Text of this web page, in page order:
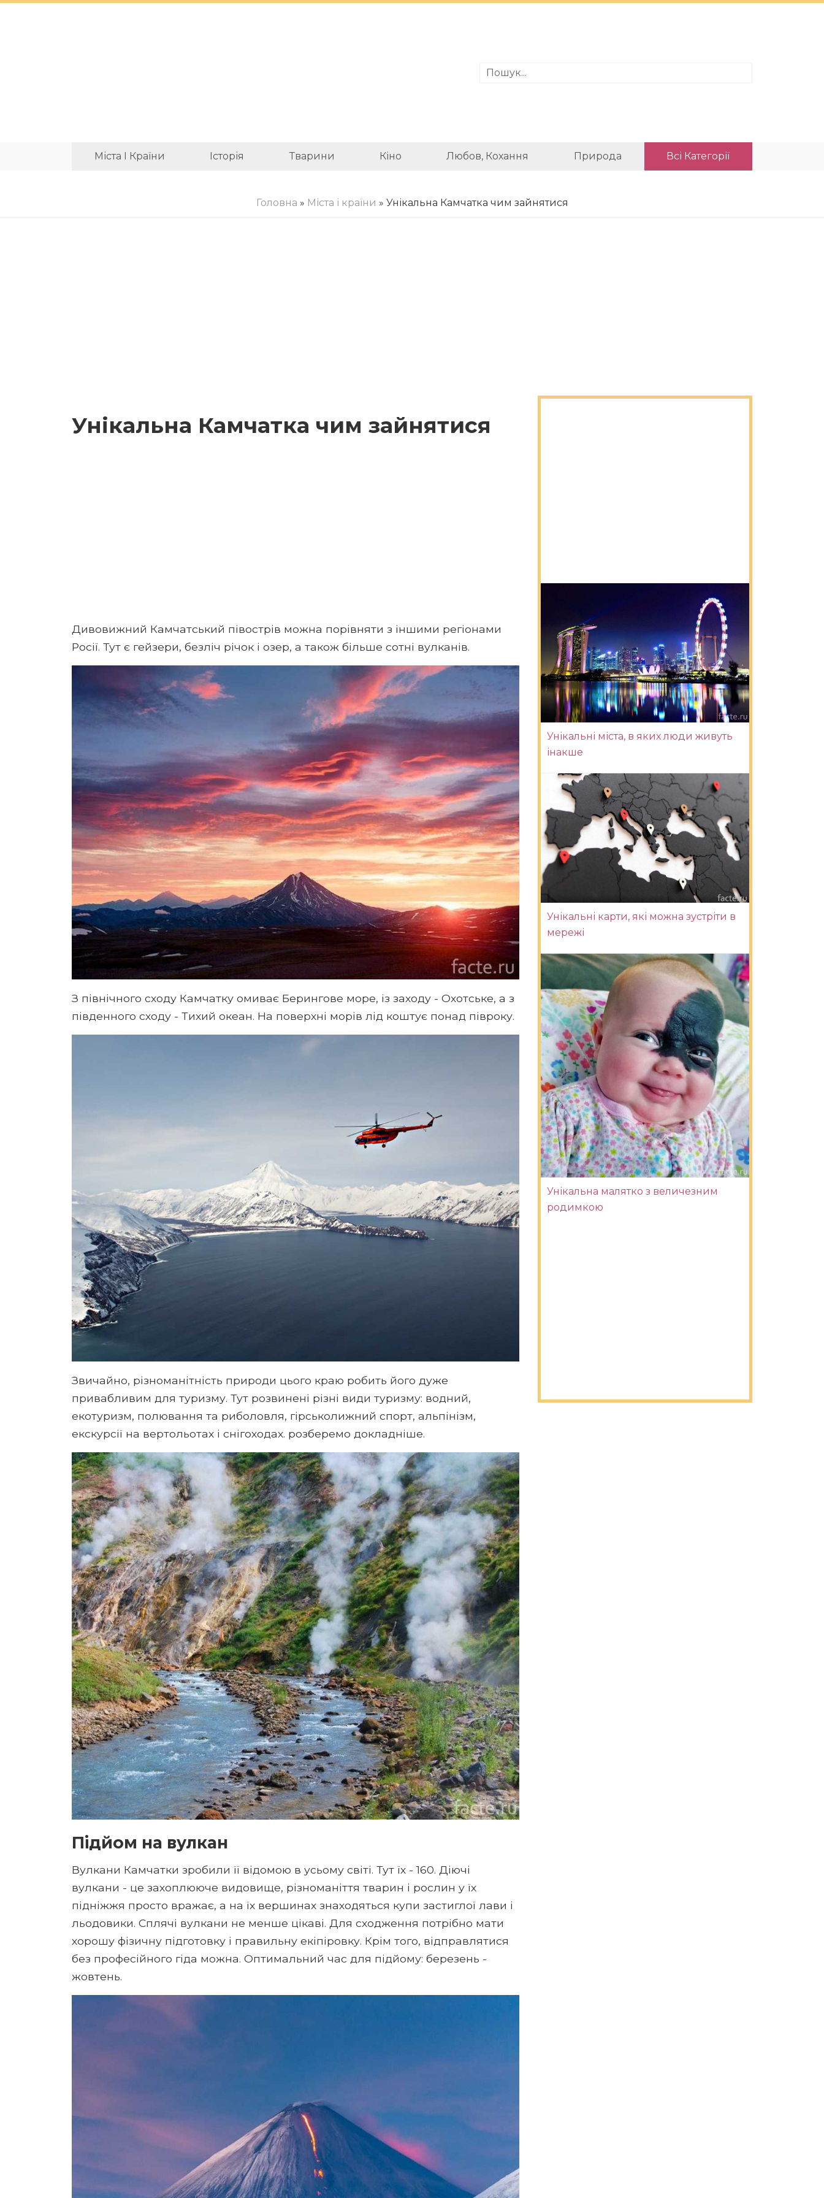
Міста І Країни Історія Тварини Кіно Любов, Кохання Природа Всі Категорії
Головна » Міста і країни » Унікальна Камчатка чим зайнятися
Унікальна Камчатка чим зайнятися
Дивовижний Камчатський півострів можна порівняти з іншими регіонами
Росії. Тут є гейзери, безліч річок і озер, а також більше сотні вулканів.
З північного сходу Камчатку омиває Берингове море, із заходу - Охотське, а з
південного сходу - Тихий океан. На поверхні морів лід коштує понад півроку.
Звичайно, різноманітність природи цього краю робить його дуже
привабливим для туризму. Тут розвинені різні види туризму: водний,
екотуризм, полювання та риболовля, гірськолижний спорт, альпінізм,
екскурсії на вертольотах і снігоходах. розберемо докладніше.
Підйом на вулкан
Вулкани Камчатки зробили її відомою в усьому світі. Тут їх - 160. Діючі
вулкани - це захоплююче видовище, різноманіття тварин і рослин у їх
підніжжя просто вражає, а на їх вершинах знаходяться купи застиглої лави і
льодовики. Сплячі вулкани не менше цікаві. Для сходження потрібно мати
хорошу фізичну підготовку і правильну екіпіровку. Крім того, відправлятися
без професійного гіда можна. Оптимальний час для підйому: березень -
жовтень.
Унікальні міста, в яких люди живуть
інакше
Унікальні карти, які можна зустріти в
мережі
Унікальна малятко з величезним
родимкою